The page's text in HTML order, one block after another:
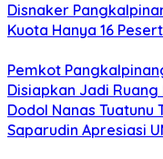
Disnaker
Kuota Hanya 16
Pemkot
Disiapkan Jadi Ruang
Dodol Nanas Tuatunu
Saparudin Apresiasi